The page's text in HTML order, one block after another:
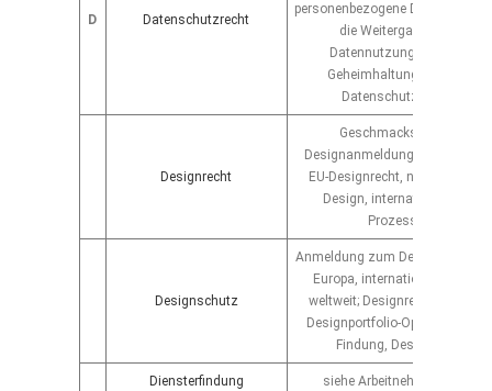
D Datenschutzrecht
personenbezogene Daten,
die Weitergabe von
Datenschutzbeauftragter
Designrecht
Designanmeldung,
EU-Designrecht, nicht-
Design, internationales
Prozessführung
Designschutz
Anmeldung zum Design in
Europa, international oder
weltweit;
Designportfolio-Optimierung,
Findung,
Diensterfindung siehe